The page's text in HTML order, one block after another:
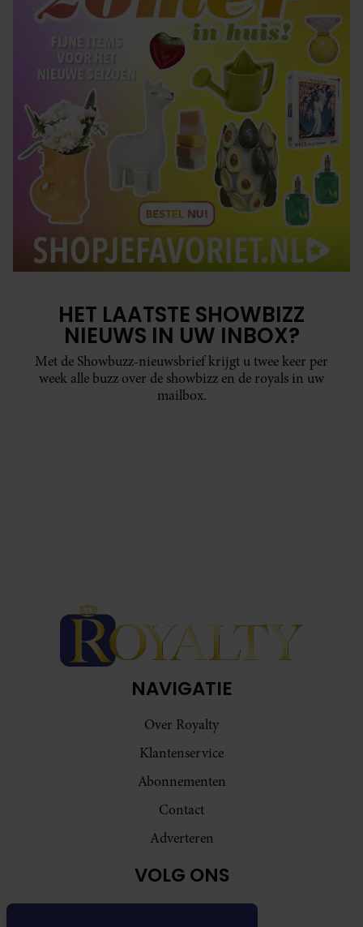
HET LAATSTE SHOWBIZZ
NIEUWS IN UW INBOX?
Met de Showbuzz-nieuwsbrief krijgt u twee keer per
week alle buzz over de showbizz en de royals in uw
mailbox.
NAVIGATIE
Over Royalty
Klantenservice
Abonnementen
Contact
Adverteren
VOLG ONS